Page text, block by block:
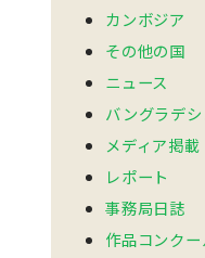
カンボジア
その他の国
ニュース
バングラデシ
メディア掲載
レポート
事務局日誌
作品コンクー